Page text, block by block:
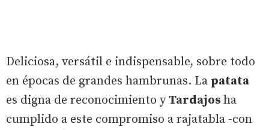
Deliciosa, versátil e indispensable, sobre todo
en épocas de grandes hambrunas. La patata
es digna de reconocimiento yTardajos ha
cumplido a este compromiso a rajatabla -con